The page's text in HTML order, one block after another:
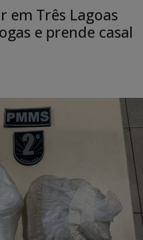
em Três Lagoas
e prende casal